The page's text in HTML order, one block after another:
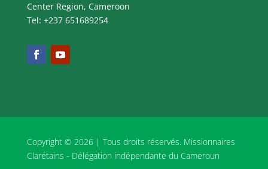
Center Region, Cameroon
Tel: +237 651689254
Copyright © 2026 | Tous droits réservés. Missionnaires
Clarétains - Délégation indépendante du Cameroun